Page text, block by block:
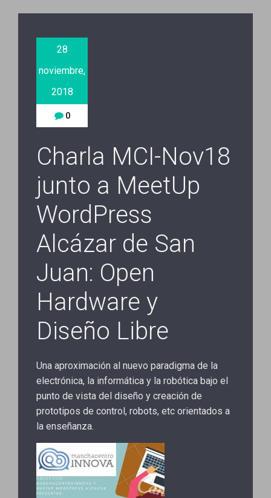
28
noviembre,
2018
0
Charla MCI-Nov18
junto a MeetUp
WordPress
Alcázar de San
Juan: Open
Hardware y
Diseño Libre
Una aproximación al nuevo paradigma de la
electrónica, la informática y la robótica bajo el
punto de vista del diseño y creación de
prototipos de control, robots, etc orientados a
la enseñanza.